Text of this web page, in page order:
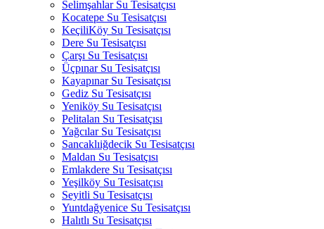
Selimşahlar Su Tesisatçısı
Kocatepe Su Tesisatçısı
KeçiliKöy Su Tesisatçısı
Dere Su Tesisatçısı
Çarşı Su Tesisatçısı
Üçpınar Su Tesisatçısı
Kayapınar Su Tesisatçısı
Gediz Su Tesisatçısı
Yeniköy Su Tesisatçısı
Pelitalan Su Tesisatçısı
Yağcılar Su Tesisatçısı
Sancaklıiğdecik Su Tesisatçısı
Maldan Su Tesisatçısı
Emlakdere Su Tesisatçısı
Yeşilköy Su Tesisatçısı
Seyitli Su Tesisatçısı
Yuntdağyenice Su Tesisatçısı
Halıtlı Su Tesisatçısı